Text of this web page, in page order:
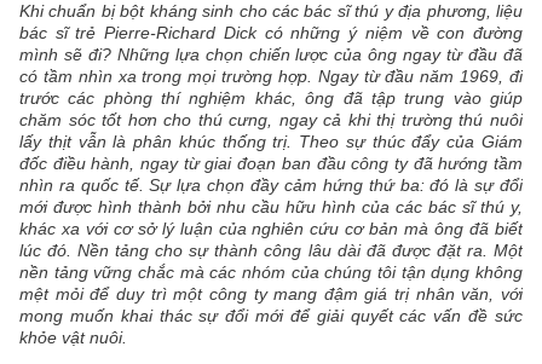
Khi chuẩn bị bột kháng sinh cho các bác sĩ thú y địa phương, liệu
bác sĩ trẻ Pierre-Richard Dick có những ý niệm về con đường
mình sẽ đi? Những lựa chọn chiến lược của ông ngay từ đầu đã
có tầm nhìn xa trong mọi trường hợp. Ngay từ đầu năm 1969, đi
trước các phòng thí nghiệm khác, ông đã tập trung vào giúp
chăm sóc tốt hơn cho thú cưng, ngay cả khi thị trường thú nuôi
lấy thịt vẫn là phân khúc thống trị. Theo sự thúc đẩy của Giám
đốc điều hành, ngay từ giai đoạn ban đầu công ty đã hướng tầm
nhìn ra quốc tế. Sự lựa chọn đầy cảm hứng thứ ba: đó là sự đổi
mới được hình thành bởi nhu cầu hữu hình của các bác sĩ thú y,
khác xa với cơ sở lý luận của nghiên cứu cơ bản mà ông đã biết
lúc đó. Nền tảng cho sự thành công lâu dài đã được đặt ra. Một
nền tảng vững chắc mà các nhóm của chúng tôi tận dụng không
mệt mỏi để duy trì một công ty mang đậm giá trị nhân văn, với
mong muốn khai thác sự đổi mới để giải quyết các vấn đề sức
khỏe vật nuôi.